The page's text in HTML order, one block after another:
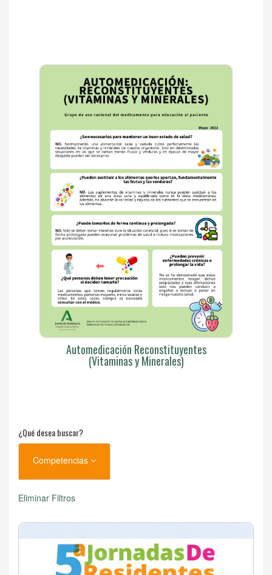
Automedicación Reconstituyentes
(Vitaminas y Minerales)
¿Qué desea buscar?
Competencias
Eliminar Filtros